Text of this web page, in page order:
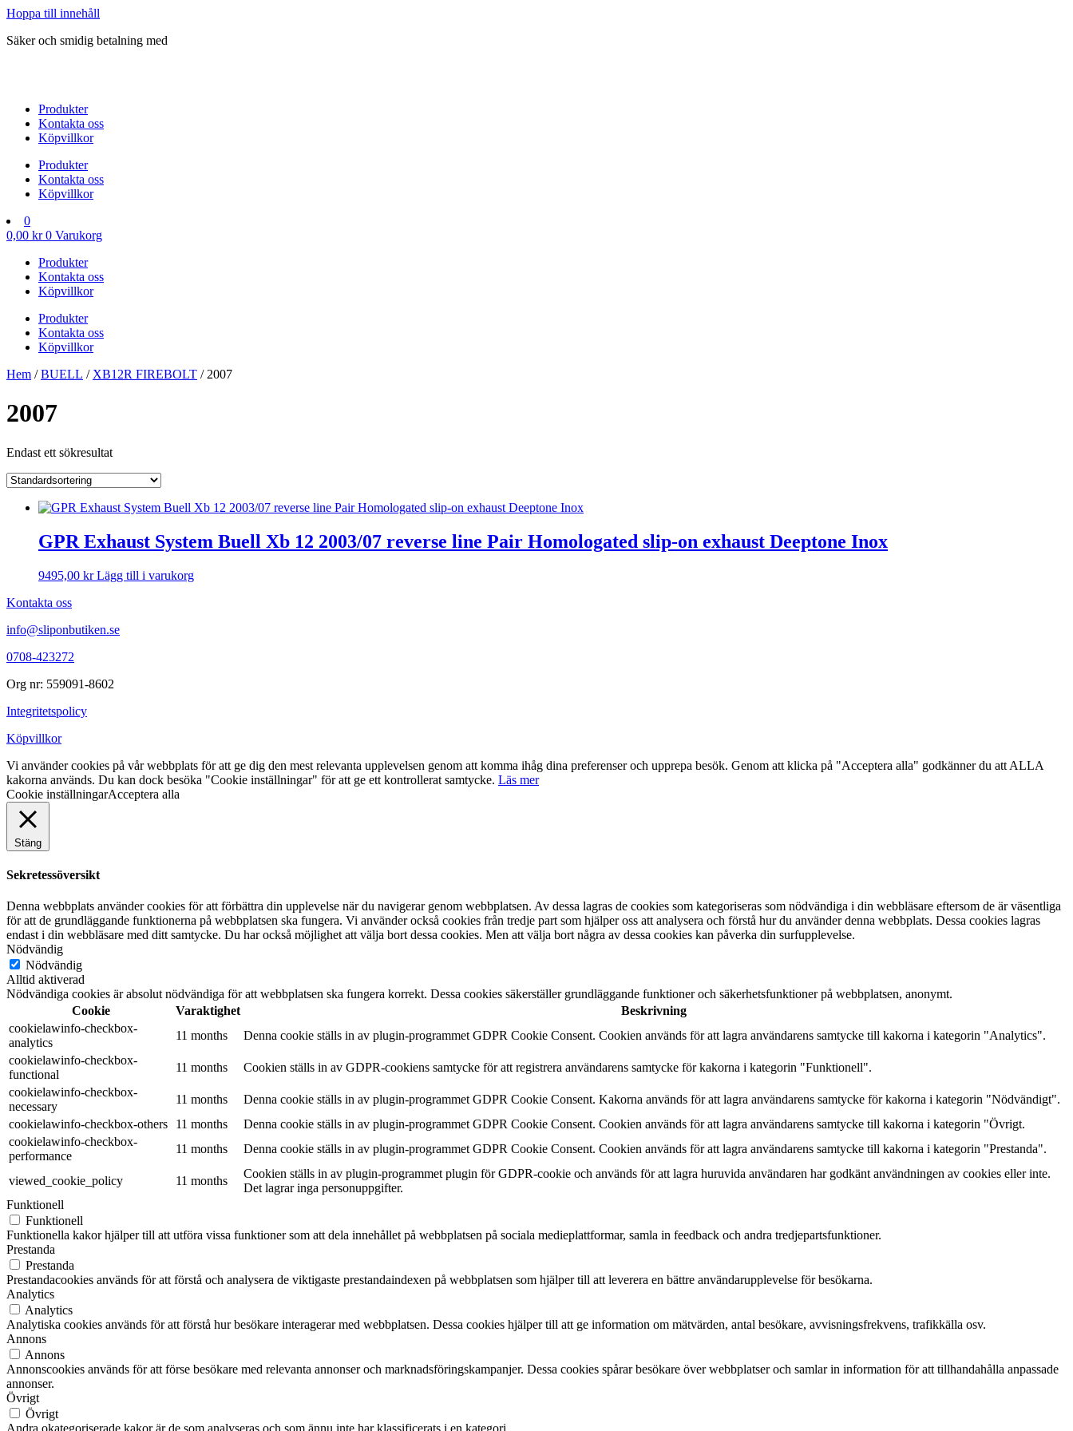
Hoppa till innehåll
Säker och smidig betalning med
Produkter
Kontakta oss
Köpvillkor
Produkter
Kontakta oss
Köpvillkor
0
0,00 kr 0 Varukorg
Produkter
Kontakta oss
Köpvillkor
Produkter
Kontakta oss
Köpvillkor
Hem /BUELL / XB12R FIREBOLT / 2007
2007
Endast ett sökresultat
GPR Exhaust System Buell Xb 12 2003/07 reverse line Pair Homologated slip-on exhaust Deeptone Inox
9495,00 kr Lägg till i varukorg
Kontakta oss
info@sliponbutiken.se
0708-423272
Org nr: 559091-8602
Integritetspolicy
Köpvillkor
Vi använder cookies på vår webbplats för att ge dig den mest relevanta upplevelsen genom att komma ihåg dina preferenser och upprepa besök. Genom att klicka på "Acceptera alla" godkänner du att ALLA
kakorna används. Du kan dock besöka "Cookie inställningar" för att ge ett kontrollerat samtycke. Läs mer
Cookie inställningarAcceptera alla
Stäng
Sekretessöversikt
Denna webbplats använder cookies för att förbättra din upplevelse när du navigerar genom webbplatsen. Av dessa lagras de cookies som kategoriseras som nödvändiga i din webbläsare eftersom de är väsentliga
för att de grundläggande funktionerna på webbplatsen ska fungera. Vi använder också cookies från tredje part som hjälper oss att analysera och förstå hur du använder denna webbplats. Dessa cookies lagras
endast i din webbläsare med ditt samtycke. Du har också möjlighet att välja bort dessa cookies. Men att välja bort några av dessa cookies kan påverka din surfupplevelse.
Nödvändig
Nödvändig
Alltid aktiverad
Nödvändiga cookies är absolut nödvändiga för att webbplatsen ska fungera korrekt. Dessa cookies säkerställer grundläggande funktioner och säkerhetsfunktioner på webbplatsen, anonymt.
Cookie
Varaktighet
Beskrivning
cookielawinfo-checkbox-
analytics
11 months
Denna cookie ställs in av plugin-programmet GDPR Cookie Consent. Cookien används för att lagra användarens samtycke till kakorna i kategorin "Analytics".
cookielawinfo-checkbox-
functional
11 months
Cookien ställs in av GDPR-cookiens samtycke för att registrera användarens samtycke för kakorna i kategorin "Funktionell".
cookielawinfo-checkbox-
necessary
11 months
Denna cookie ställs in av plugin-programmet GDPR Cookie Consent. Kakorna används för att lagra användarens samtycke för kakorna i kategorin "Nödvändigt".
cookielawinfo-checkbox-others
11 months
Denna cookie ställs in av plugin-programmet GDPR Cookie Consent. Cookien används för att lagra användarens samtycke till kakorna i kategorin "Övrigt.
cookielawinfo-checkbox-
performance
11 months Denna cookie ställs in av plugin-programmet GDPR Cookie Consent. Cookien används för att lagra användarens samtycke till kakorna i kategorin "Prestanda".
viewed_cookie_policy 11 months
Cookien ställs in av plugin-programmet plugin för GDPR-cookie och används för att lagra huruvida användaren har godkänt användningen av cookies eller inte.
Det lagrar inga personuppgifter.
Funktionell
Funktionell
Funktionella kakor hjälper till att utföra vissa funktioner som att dela innehållet på webbplatsen på sociala medieplattformar, samla in feedback och andra tredjepartsfunktioner.
Prestanda
Prestanda
Prestandacookies används för att förstå och analysera de viktigaste prestandaindexen på webbplatsen som hjälper till att leverera en bättre användarupplevelse för besökarna.
Analytics
Analytics
Analytiska cookies används för att förstå hur besökare interagerar med webbplatsen. Dessa cookies hjälper till att ge information om mätvärden, antal besökare, avvisningsfrekvens, trafikkälla osv.
Annons
Annons
Annonscookies används för att förse besökare med relevanta annonser och marknadsföringskampanjer. Dessa cookies spårar besökare över webbplatser och samlar in information för att tillhandahålla anpassade
annonser.
Övrigt
Övrigt